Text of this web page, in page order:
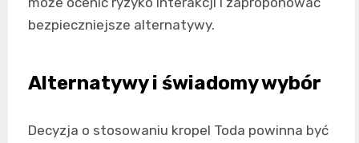
bezpieczniejsze alternatywy.
Alternatywy i świadomy wybór
Decyzja o stosowaniu kropel Toda powinna być